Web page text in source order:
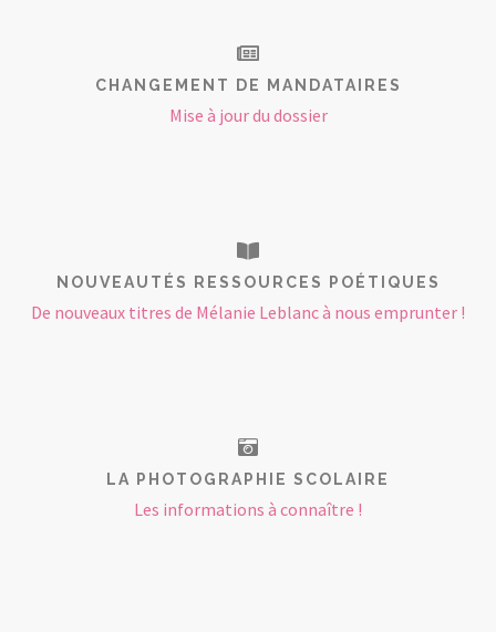
CHANGEMENT DE MANDATAIRES
Mise à jour du dossier
NOUVEAUTÉS RESSOURCES POÉTIQUES
De nouveaux titres de Mélanie Leblanc à nous emprunter !
LA PHOTOGRAPHIE SCOLAIRE
Les informations à connaître !